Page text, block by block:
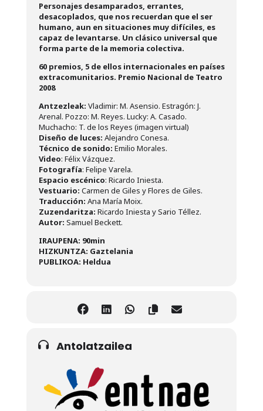
Personajes desamparados, errantes,
desacoplados, que nos recuerdan que el ser
humano, aun en situaciones muy difíciles, es
capaz de levantarse. Un clásico universal que
forma parte de la memoria colectiva.
60 premios, 5 de ellos internacionales en países
extracomunitarios. Premio Nacional de Teatro
2008
Antzezleak: Vladimir: M. Asensio. Estragón: J.
Arenal. Pozzo: M. Reyes. Lucky: A. Casado.
Muchacho: T. de los Reyes (imagen virtual)
Diseño de luces: Alejandro Conesa.
Técnico de sonido: Emilio Morales.
Video: Félix Vázquez.
Fotografía: Felipe Varela.
Espacio escénico: Ricardo Iniesta.
Vestuario: Carmen de Giles y Flores de Giles.
Traducción: Ana María Moix.
Zuzendaritza: Ricardo Iniesta y Sario Téllez.
Autor: Samuel Beckett.
IRAUPENA: 90min
HIZKUNTZA: Gaztelania
PUBLIKOA: Heldua
Antolatzailea